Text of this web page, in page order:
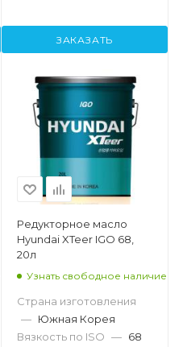
ЗАКАЗАТЬ
Редукторное масло
Hyundai XTeer IGO 68,
20л
Узнать свободное наличие
Страна изготовления
— Южная Корея
Вязкость по ISO — 68